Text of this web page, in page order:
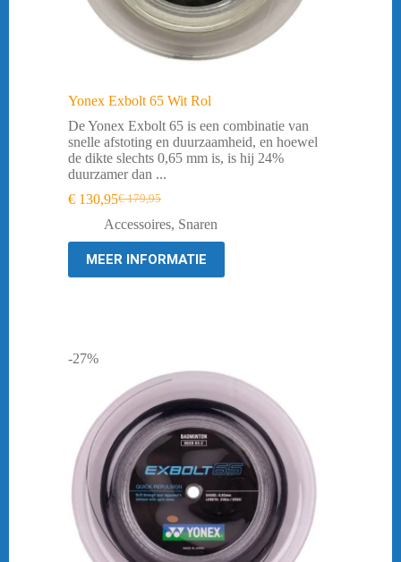
Yonex Exbolt 65 Wit Rol
De Yonex Exbolt 65 is een combinatie van
snelle afstoting en duurzaamheid, en hoewel
de dikte slechts 0,65 mm is, is hij 24%
duurzamer dan ...
€179,95
Oorspronkelijke
prijs
€ 179,95.
€ 130,95Huidige
prijs
€ 130,95.
Accessoires, Snaren
MEER INFORMATIE
-27%